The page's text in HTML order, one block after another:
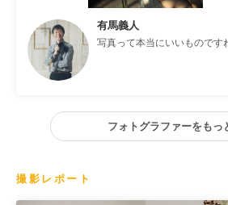
有馬義人
写真って本当にいいものです
フォトグラファーをもっ
撮影レポート